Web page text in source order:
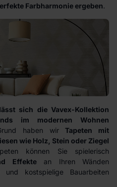
Farbharmonie ergeben.
lässt sich die Vavex-Kollektion
im modernen Wohnen
haben wirTapeten mit
wie Holz, Stein oder Ziegel
können Sie spielerisch
Effektean Ihren Wänden
kostspielige Bauarbeiten